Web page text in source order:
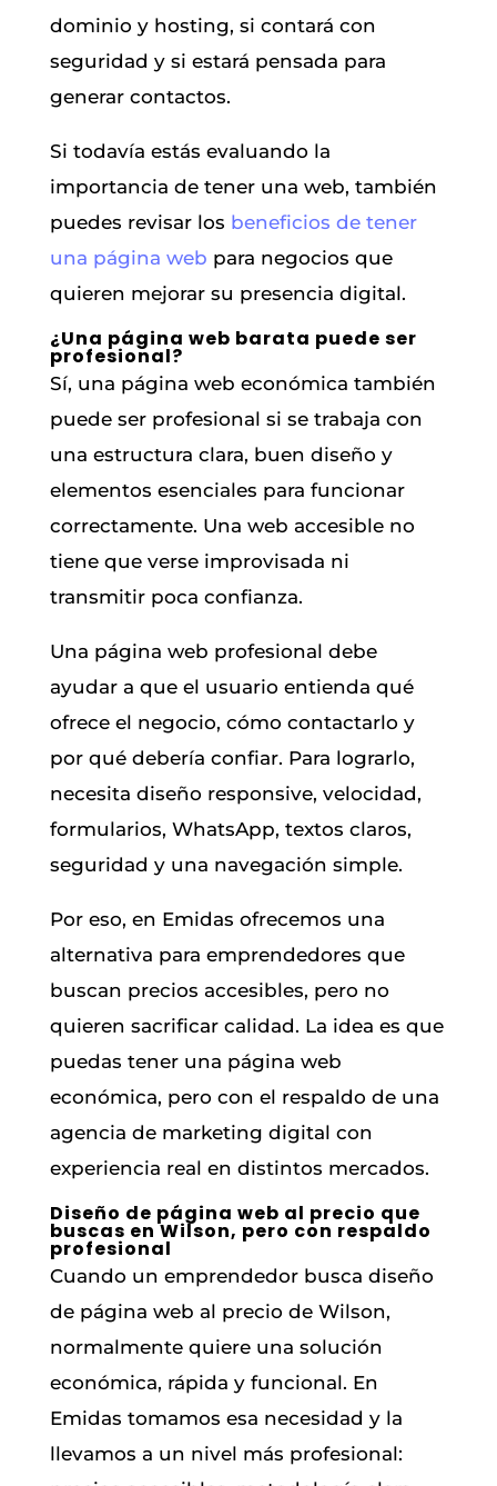
dominio y hosting, si contará con
seguridad y si estará pensada para
generar contactos.
Si todavía estás evaluando la
importancia de tener una web, también
puedes revisar los beneficios de tener
una página web para negocios que
quieren mejorar su presencia digital.
¿Una página web barata puede ser
profesional?
Sí, una página web económica también
puede ser profesional si se trabaja con
una estructura clara, buen diseño y
elementos esenciales para funcionar
correctamente. Una web accesible no
tiene que verse improvisada ni
transmitir poca confianza.
Una página web profesional debe
ayudar a que el usuario entienda qué
ofrece el negocio, cómo contactarlo y
por qué debería confiar. Para lograrlo,
necesita diseño responsive, velocidad,
formularios, WhatsApp, textos claros,
seguridad y una navegación simple.
Por eso, en Emidas ofrecemos una
alternativa para emprendedores que
buscan precios accesibles, pero no
quieren sacrificar calidad. La idea es que
puedas tener una página web
económica, pero con el respaldo de una
agencia de marketing digital con
experiencia real en distintos mercados.
Diseño de página web al precio que
buscas en Wilson, pero con respaldo
profesional
Cuando un emprendedor busca diseño
de página web al precio de Wilson,
normalmente quiere una solución
económica, rápida y funcional. En
Emidas tomamos esa necesidad y la
llevamos a un nivel más profesional: